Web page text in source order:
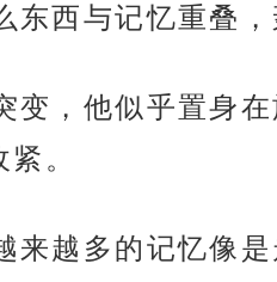
东西与记忆重叠
变，他似乎置身
。
来越多的记忆像